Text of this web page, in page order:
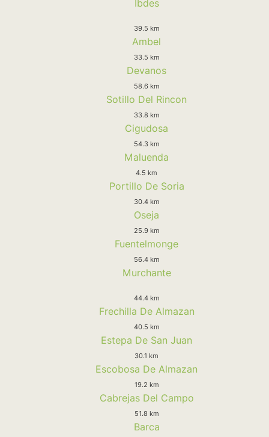
Ibdes
39.5 km
Ambel
33.5 km
Devanos
58.6 km
Sotillo Del Rincon
33.8 km
Cigudosa
54.3 km
Maluenda
4.5 km
Portillo De Soria
30.4 km
Oseja
25.9 km
Fuentelmonge
56.4 km
Murchante
44.4 km
Frechilla De Almazan
40.5 km
Estepa De San Juan
30.1 km
Escobosa De Almazan
19.2 km
Cabrejas Del Campo
51.8 km
Barca